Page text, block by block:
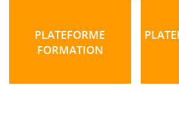
PLATEFORME
FORMATION